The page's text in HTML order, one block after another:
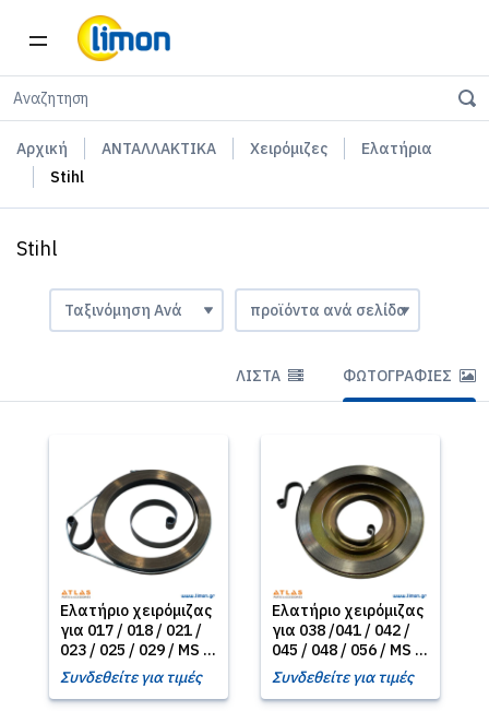
Αρχική ΑΝΤΑΛΛΑΚΤΙΚΑ Χειρόμιζες
Ελατήρια
Stihl
Stihl
ΛΊΣΤΑ ΦΩΤΟΓΡΑΦΊΕΣ
Ελατήριο χειρόμιζας
για 017 / 018 / 021 /
023 / 025 / 029 / MS ...
Συνδεθείτε για τιμές
Ελατήριο χειρόμιζας
για 038 /041 / 042 /
045 / 048 / 056 / MS ...
Συνδεθείτε για τιμές